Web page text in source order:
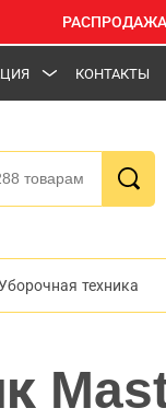
РАСПРОДАЖА
КОНТАКТЫ
техника